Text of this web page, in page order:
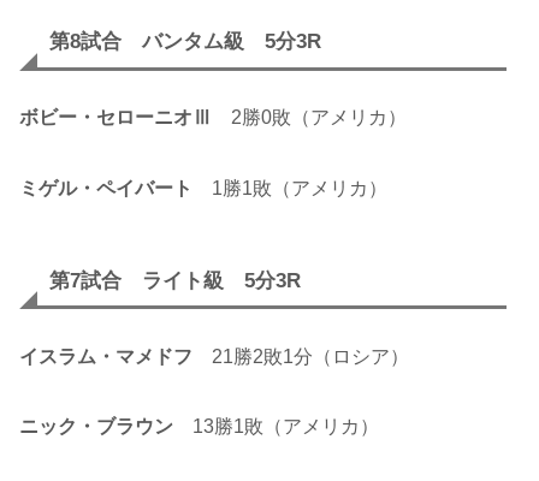
第8試合 バンタム級 5分3R
ボビー・セローニオⅢ 2勝0敗（アメリカ）
ミゲル・ペイバート 1勝1敗（アメリカ）
第7試合 ライト級 5分3R
イスラム・マメドフ 21勝2敗1分（ロシア）
ニック・ブラウン 13勝1敗（アメリカ）